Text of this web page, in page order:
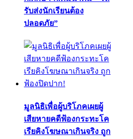
รับส่งนักเรียนต้อง
ปลอดภัย”
มูลนิธิเพื่อผู้บริโภคเผยผู้
เสียหายคดีฟ้องกระทะโค
เรียคิงโฆษณาเกินจริง ถูก